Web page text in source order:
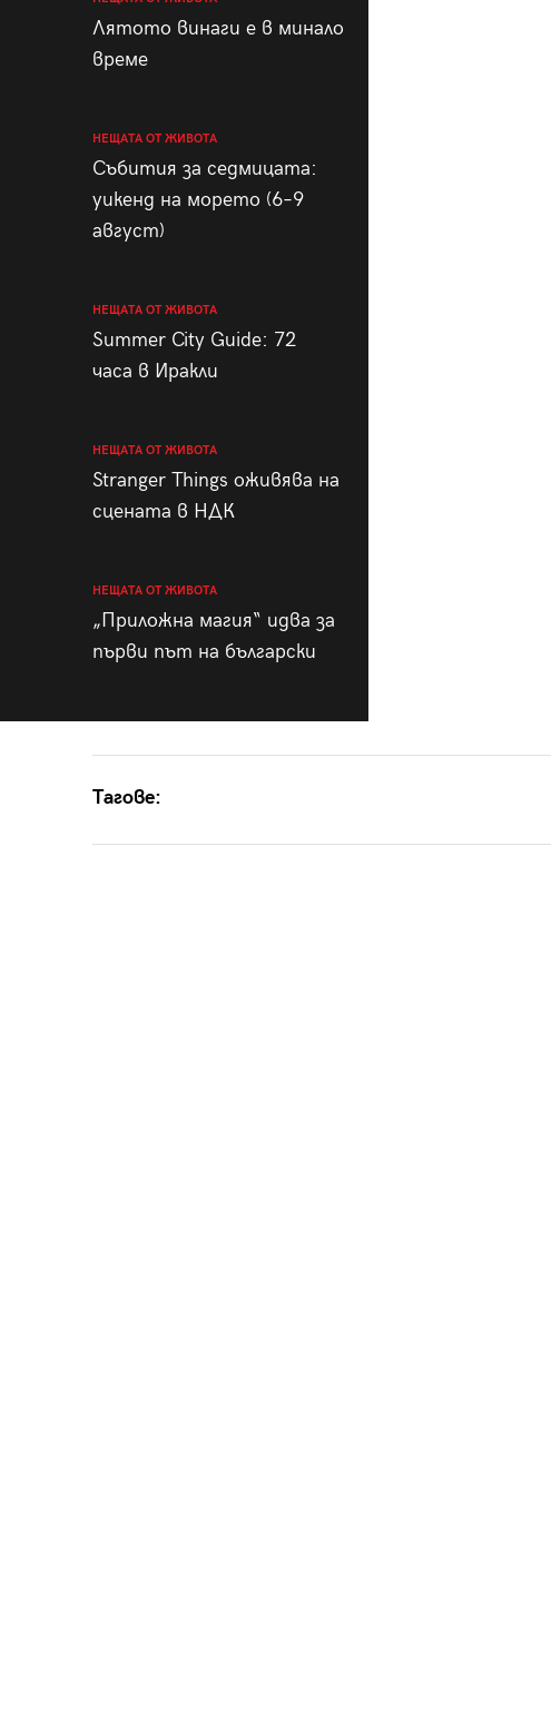
Лятото винаги е в минало
време
НЕЩАТА ОТ ЖИВОТА
Събития за седмицата:
уикенд на морето (6–9
август)
НЕЩАТА ОТ ЖИВОТА
Summer City Guide: 72
часа в Иракли
НЕЩАТА ОТ ЖИВОТА
Stranger Things оживява на
сцената в НДК
НЕЩАТА ОТ ЖИВОТА
„Приложна магия“ идва за
първи път на български
Тагове:
28